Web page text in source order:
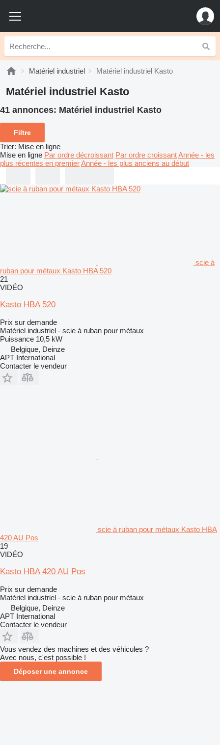
Matériel industriel Matériel industriel Kasto
Matériel industriel Kasto
41 annonces: Matériel industriel Kasto
Filtre
Trier: Mise en ligne
Mise en ligne Par ordre décroissant Par ordre croissantAnnée - les
plus récentes en premierAnnée - les plus anciens au début
scie à
ruban pour métaux Kasto HBA 520
21
VIDÉO
Kasto HBA 520
Prix sur demande
Matériel industriel - scie à ruban pour métaux
Puissance 10,5 kW
Belgique, Deinze
APT International
Contacter le vendeur
scie à ruban pour métaux Kasto HBA
420 AU Pos
19
VIDÉO
Kasto HBA 420 AU Pos
Prix sur demande
Matériel industriel - scie à ruban pour métaux
Belgique, Deinze
APT International
Contacter le vendeur
Vous vendez des machines et des véhicules ?
Avec nous, c'est possible !
Déposer une annonce